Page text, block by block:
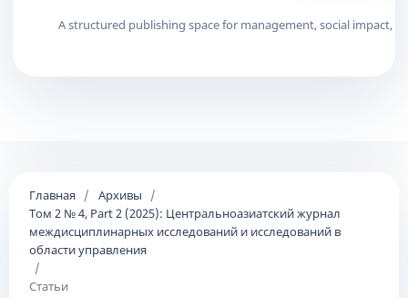
Главная / Архивы
/
Том 2 № 4, Part 2 (2025): Центральноазиатский журнал
междисциплинарных исследований и исследований в
области управления
/
Статьи